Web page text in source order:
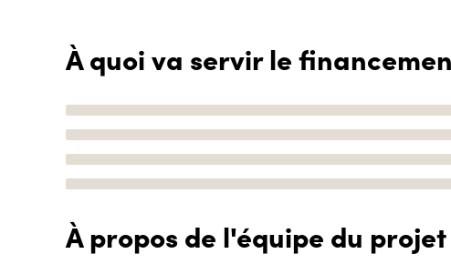
À quoi va servir le
À propos de l'équipe du projet